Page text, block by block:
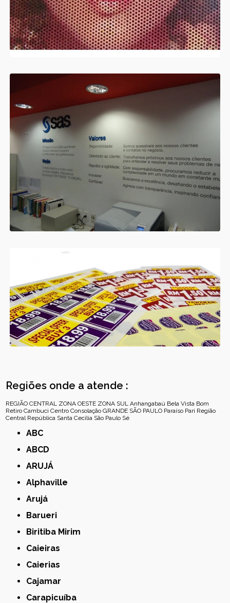
Regiões onde a atende :
REGIÃO CENTRAL ZONA OESTE ZONA SUL Anhangabaú Bela Vista Bom
Retiro Cambuci Centro Consolação GRANDE SÃO PAULO Paraíso Pari Região
Central República Santa Cecília São Paulo Sé
ABC
ABCD
ARUJÁ
Alphaville
Arujá
Barueri
Biritiba Mirim
Caieiras
Caierias
Cajamar
Carapicuíba